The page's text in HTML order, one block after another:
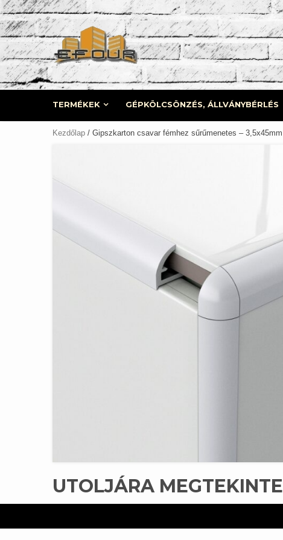
Skip
to
content
TERMÉKEK GÉPKÖLCSÖNZÉS, ÁLLVÁNYBÉRLÉS
Kezdőlap / Gipszkarton csavar fémhez sűrűmenetes –
UTOLJÁRA